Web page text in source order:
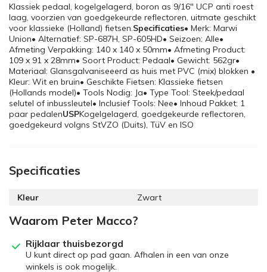
Klassiek pedaal, kogelgelagerd, boron as 9/16" UCP anti roest
laag, voorzien van goedgekeurde reflectoren, uitmate geschikt
voor klassieke (Holland) fietsen.Specificaties• Merk: Marwi
Union• Alternatief: SP-687H, SP-605HD• Seizoen: Alle•
Afmeting Verpakking: 140 x 140 x 50mm• Afmeting Product:
109 x 91 x 28mm• Soort Product: Pedaal• Gewicht: 562gr•
Materiaal: Glansgalvaniseeerd as huis met PVC (mix) blokken •
Kleur: Wit en bruin• Geschikte Fietsen: Klassieke fietsen
(Hollands model)• Tools Nodig: Ja• Type Tool: Steek/pedaal
selutel of inbussleutel• Inclusief Tools: Nee• Inhoud Pakket: 1
paar pedalenUSPKogelgelagerd, goedgekeurde reflectoren,
goedgekeurd volgns StVZO (Duits), TüV en ISO
Specificaties
Kleur Zwart
Waarom Peter Macco?
Rijklaar thuisbezorgd
U kunt direct op pad gaan. Afhalen in een van onze
winkels is ook mogelijk.